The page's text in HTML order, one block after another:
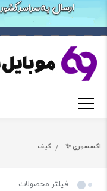
اکسسوری ✨ کیف
فیلتر محصولات